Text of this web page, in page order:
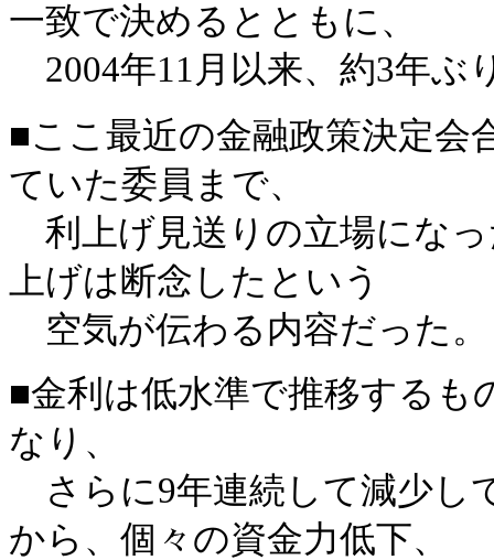
一致で決めるとともに、
2004年11月以来、約3年ぶ
■ここ最近の金融政策決定会
ていた委員まで、
利上げ見送りの立場にな
上げは断念したという
空気が伝わる内容だった。
■金利は低水準で推移する
なり、
さらに9年連続して減少し
から、個々の資金力低下、